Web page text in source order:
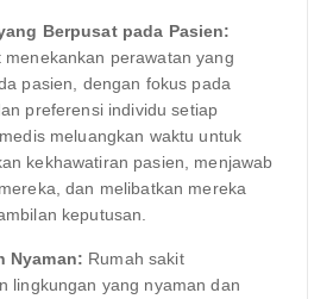
Berpusat pada Pasien:
menekankan perawatan yang
pasien, dengan fokus pada
preferensi individu setiap
meluangkan waktu untuk
kekhawatiran pasien, menjawab
dan melibatkan mereka
keputusan.
Nyaman: Rumah sakit
lingkungan yang nyaman dan